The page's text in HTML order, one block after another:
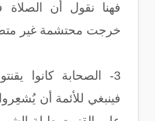
فهنا نقول أن
خرجت محتشمة غير
3- الصحابة كانوا
فينبغي للأئمة أن